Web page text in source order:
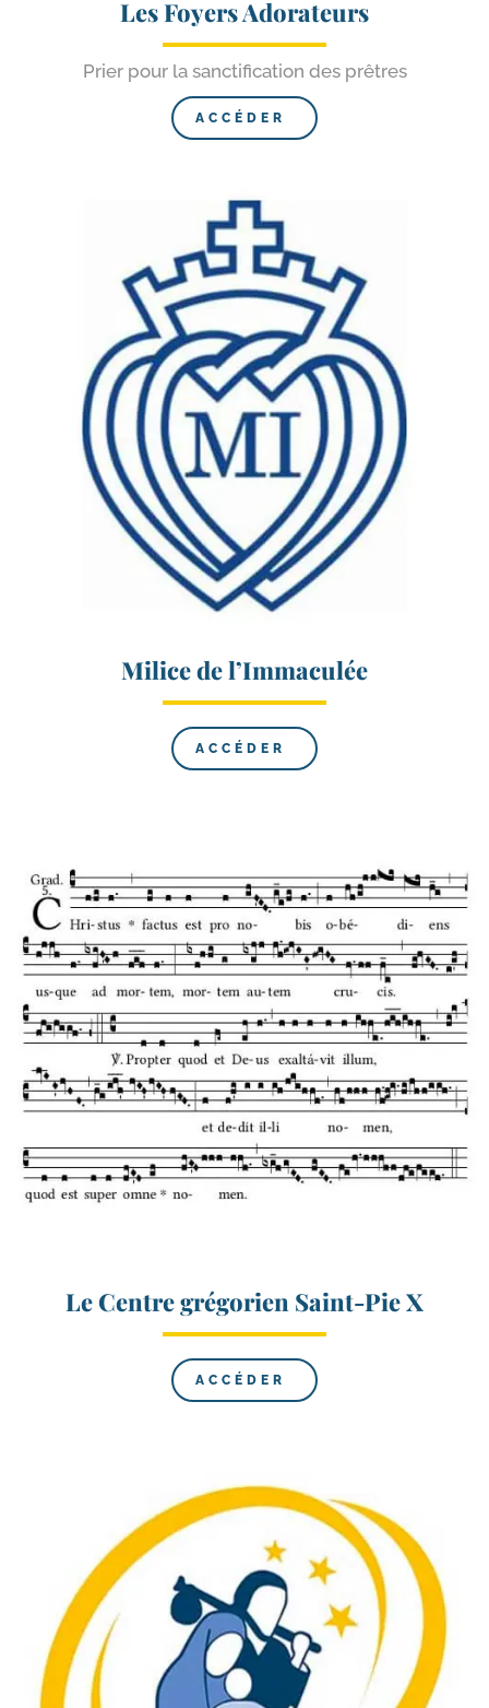
Les Foyers Adorateurs
Prier pour la sanc­ti­fi­ca­tion des prêtres
ACCÉDER
Milice de l’Immaculée
ACCÉDER
Le Centre grégorien Saint-​Pie X
ACCÉDER